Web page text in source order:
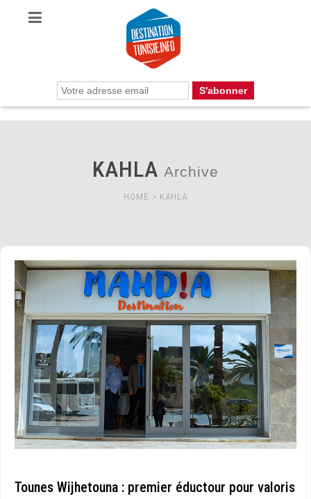
KAHLA Archive
HOME > KAHLA
Tounes Wijhetouna : premier éductour pour valoris